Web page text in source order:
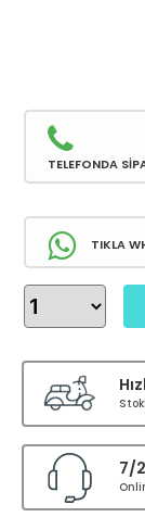
TELEFONDA
TIKLA
7/